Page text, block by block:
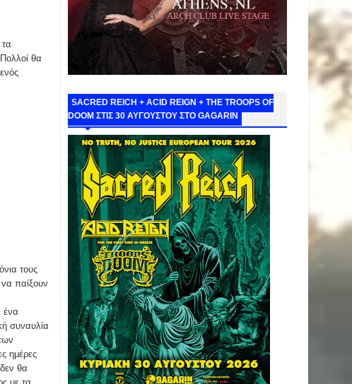
θα
τους
παίξουν
ένα
συναυλία
ημέρες
θα
SACRED REICH + ACID REIGN + THE TROOPS OF
DOOM ΣΤΙΣ 30 ΑΥΓΟΥΣΤΟΥ ΣΤΟ GAGARIN